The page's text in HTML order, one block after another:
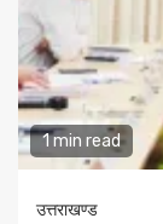
1 min read
उत्तराखण्ड